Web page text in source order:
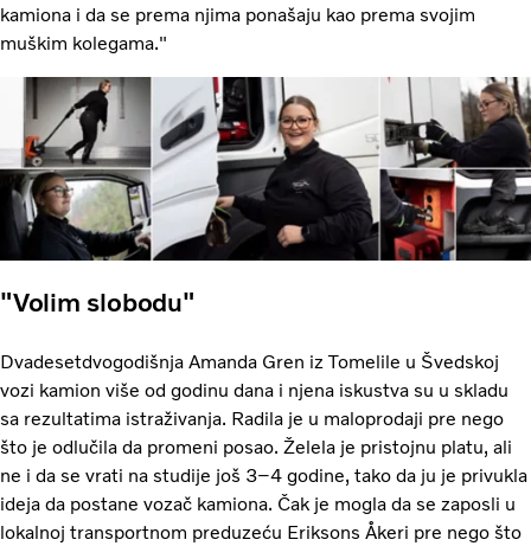
kamiona i da se prema njima ponašaju kao prema svojim
muškim kolegama."
"Volim slobodu"
Dvadesetdvogodišnja Amanda Gren iz Tomelile u Švedskoj
vozi kamion više od godinu dana i njena iskustva su u skladu
sa rezultatima istraživanja. Radila je u maloprodaji pre nego
što je odlučila da promeni posao. Želela je pristojnu platu, ali
ne i da se vrati na studije još 3–4 godine, tako da ju je privukla
ideja da postane vozač kamiona. Čak je mogla da se zaposli u
lokalnoj transportnom preduzeću Eriksons Åkeri pre nego što